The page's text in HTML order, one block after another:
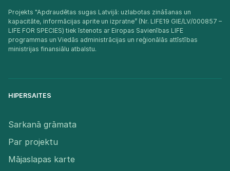
Projekts "Apdraudētas sugas Latvijā: uzlabotas zināšanas un
kapacitāte, informācijas aprite un izpratne” (Nr. LIFE19 GIE/LV/000857 –
LIFE FOR SPECIES) tiek īstenots ar Eiropas Savienības LIFE
programmas un Viedās administrācijas un reģionālās attīstības
ministrijas finansiālu atbalstu.​
HIPERSAITES
Sarkanā grāmata
Par projektu
Mājaslapas karte